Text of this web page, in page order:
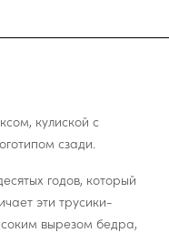
кулиской с
сзади.
годов, который
эти трусики-
вырезом бедра,